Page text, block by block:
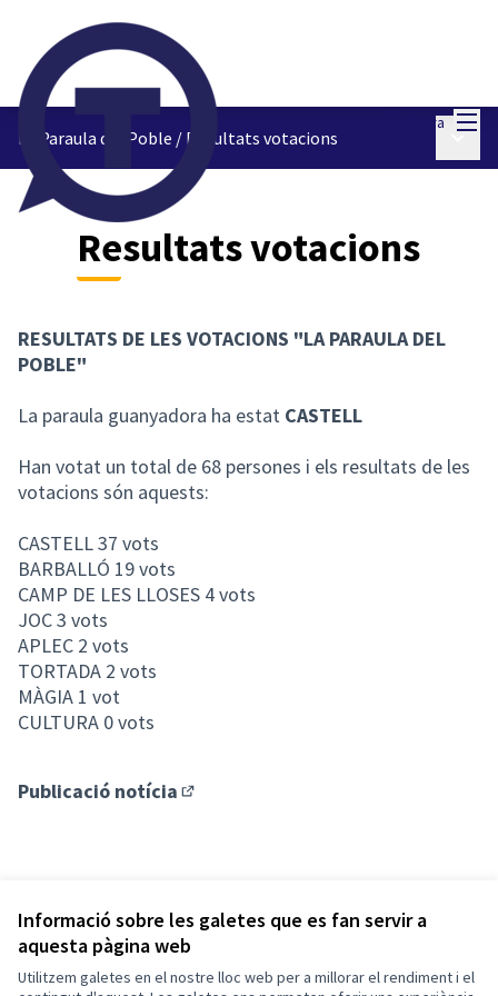
Informació sobre les galetes que es fan servir a
aquesta pàgina web
Utilitzem galetes en el nostre lloc web per a millorar el rendiment i el
Entra
La Paraula del Poble / Resultats votacions
Resultats votacions
RESULTATS DE LES VOTACIONS "LA PARAULA DEL
POBLE"
La paraula guanyadora ha estat CASTELL
Han votat un total de 68 persones i els resultats de les
votacions són aquests:
CASTELL 37 vots
BARBALLÓ 19 vots
CAMP DE LES LLOSES 4 vots
JOC 3 vots
APLEC 2 vots
TORTADA 2 vots
MÀGIA 1 vot
CULTURA 0 vots
Publicació notícia
Termes i condicions d'ús
Configuració de les galetes
Tona participa a X
Tona participa a Facebook
Tona participa a Instagram